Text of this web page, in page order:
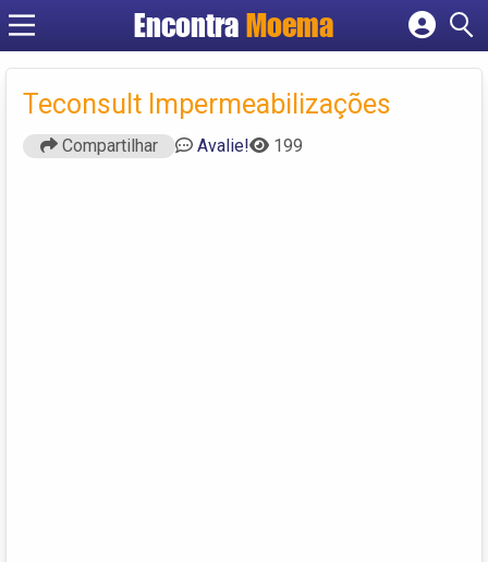
Encontra Moema
Criar conta
Teconsult Impermeabilizações
Compartilhar Avalie! 199